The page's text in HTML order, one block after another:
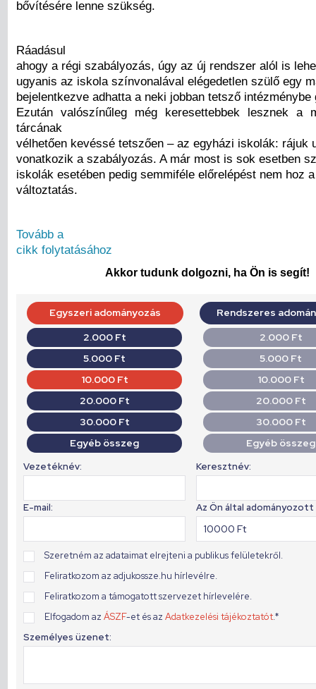
bővítésére lenne szükség.
Ráadásul
ahogy a régi szabályozás, úgy az új rendszer alól is
ugyanis az iskola színvonalával elégedetlen szülő egy
bejelentkezve adhatta a neki jobban tetsző intézménybe
Ezután valószínűleg még keresettebbek lesznek a
tárcának
vélhetően kevéssé tetszően – az egyházi iskolák: rájuk
vonatkozik a szabályozás. A már most is sok esetben
iskolák esetében pedig semmiféle előrelépést nem hoz a
változtatás.
Tovább a
cikk folytatásához
Akkor tudunk dolgozni, ha Ön is segít!